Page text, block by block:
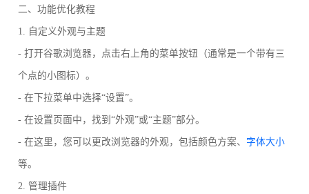
二、功能优化教程
1. 自定义外观与主题
- 打开谷歌浏览器，点击右上角的菜单按钮（通常是一个带有三
个点的小图标）。
- 在下拉菜单中选择“设置”。
- 在设置页面中，找到“外观”或“主题”部分。
- 在这里，您可以更改浏览器的外观，包括颜色方案、 字体大小
等。
2. 管理插件